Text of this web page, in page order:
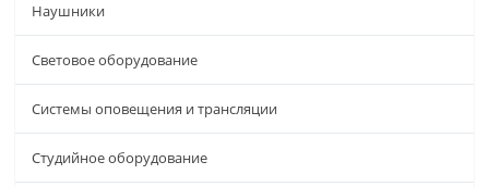
Наушники
Световое оборудование
Системы оповещения и трансляции
Студийное оборудование